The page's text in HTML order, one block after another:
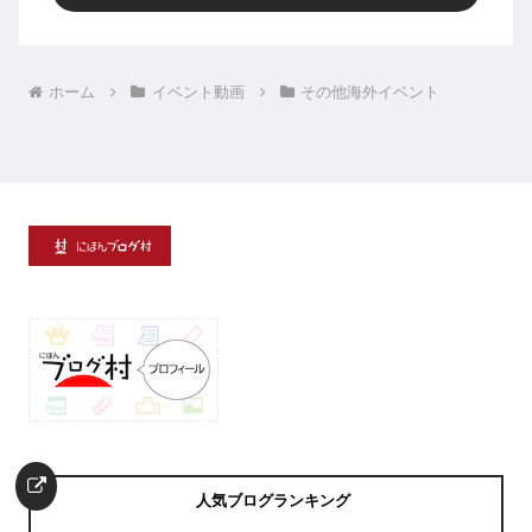
ホーム イベント動画 その他海外イベント
人気ブログランキング